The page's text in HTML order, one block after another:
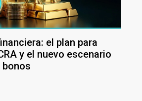
el plan para
y el nuevo escenario
bonos